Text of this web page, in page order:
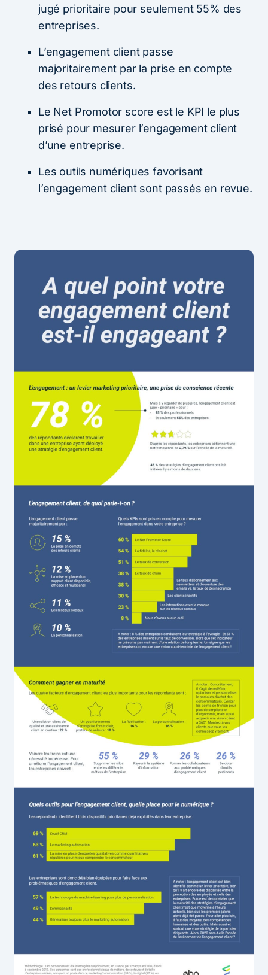
jugé prioritaire pour seulement 55% des
entreprises.
L’engagement client passe
majoritairement par la prise en compte
des retours clients.
Le Net Promotor score est le KPI le plus
prisé pour mesurer l’engagement client
d’une entreprise.
Les outils numériques favorisant
l’engagement client sont passés en revue.